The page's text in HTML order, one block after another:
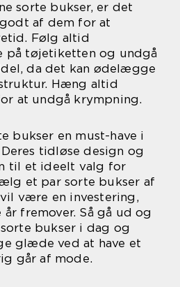
sorte bukser, er det
af dem for at
Følg altid
på tøjetiketten og undgå
da det kan ødelægge
Hæng altid
at undgå krympning.
bukser en must-have i
tidløse design og
til et ideelt valg for
et par sorte bukser af
være en investering,
fremover. Så gå ud og
bukser i dag og
glæde ved at have et
går af mode.